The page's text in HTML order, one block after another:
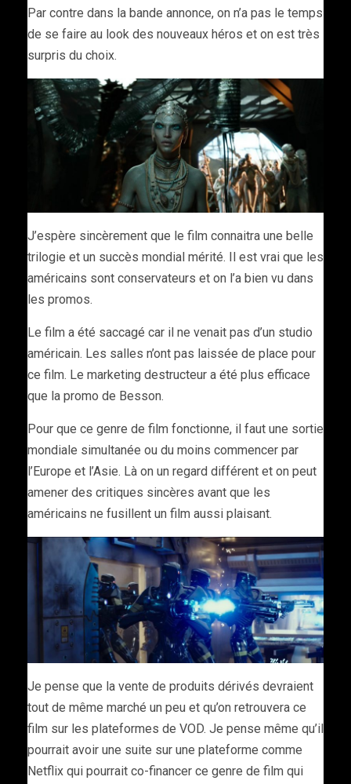
Par contre dans la bande annonce, on n’a pas le temps
de se faire au look des nouveaux héros et on est très
surpris du choix.
J’espère sincèrement que le film connaitra une belle
trilogie et un succès mondial mérité. Il est vrai que les
américains sont conservateurs et on l’a bien vu dans
les promos.
Le film a été saccagé car il ne venait pas d’un studio
américain. Les salles n’ont pas laissée de place pour
ce film. Le marketing destructeur a été plus efficace
que la promo de Besson.
Pour que ce genre de film fonctionne, il faut une sortie
mondiale simultanée ou du moins commencer par
l’Europe et l’Asie. Là on un regard différent et on peut
amener des critiques sincères avant que les
américains ne fusillent un film aussi plaisant.
Je pense que la vente de produits dérivés devraient
tout de même marché un peu et qu’on retrouvera ce
film sur les plateformes de VOD. Je pense même qu’il
pourrait avoir une suite sur une plateforme comme
Netflix qui pourrait co-financer ce genre de film qui